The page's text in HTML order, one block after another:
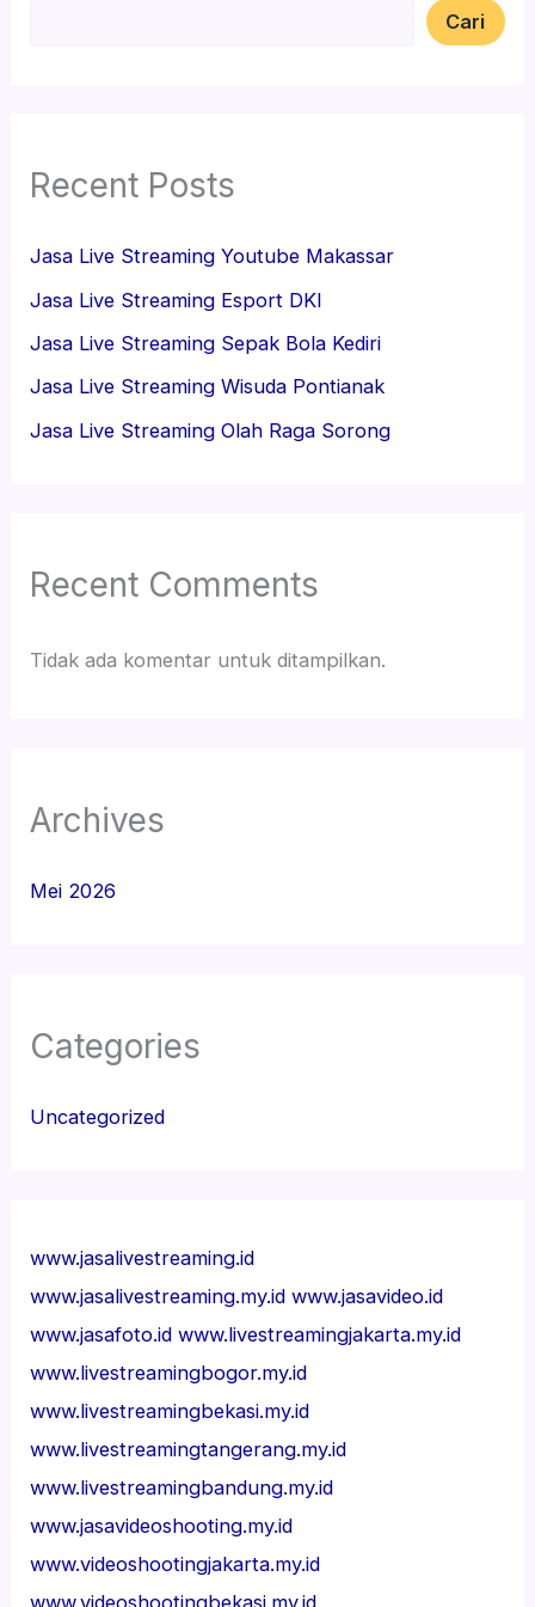
Cari
Recent Posts
Jasa Live Streaming Youtube Makassar
Jasa Live Streaming Esport DKI
Jasa Live Streaming Sepak Bola Kediri
Jasa Live Streaming Wisuda Pontianak
Jasa Live Streaming Olah Raga Sorong
Recent Comments
Tidak ada komentar untuk ditampilkan.
Archives
Mei 2026
Categories
Uncategorized
www.jasalivestreaming.id
www.jasalivestreaming.my.id www.jasavideo.id
www.jasafoto.id www.livestreamingjakarta.my.id
www.livestreamingbogor.my.id
www.livestreamingbekasi.my.id
www.livestreamingtangerang.my.id
www.livestreamingbandung.my.id
www.jasavideoshooting.my.id
www.videoshootingjakarta.my.id